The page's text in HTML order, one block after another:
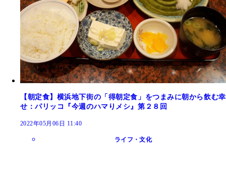
【朝定食】横浜地下街の「得朝定食」をつまみに朝から飲む幸
せ：パリッコ『今週のハマりメシ』第２８回
2022年05月06日 11:40
ライフ・文化